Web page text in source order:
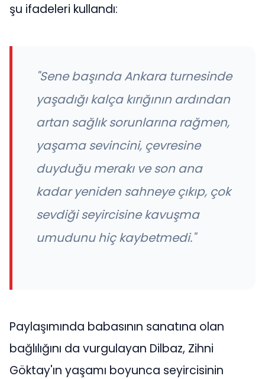
şu ifadeleri kullandı:
"Sene başında Ankara turnesinde
yaşadığı kalça kırığının ardından
artan sağlık sorunlarına rağmen,
yaşama sevincini, çevresine
duyduğu merakı ve son ana
kadar yeniden sahneye çıkıp, çok
sevdiği seyircisine kavuşma
umudunu hiç kaybetmedi."
Paylaşımında babasının sanatına olan
bağlılığını da vurgulayan Dilbaz, Zihni
Göktay'ın yaşamı boyunca seyircisinin